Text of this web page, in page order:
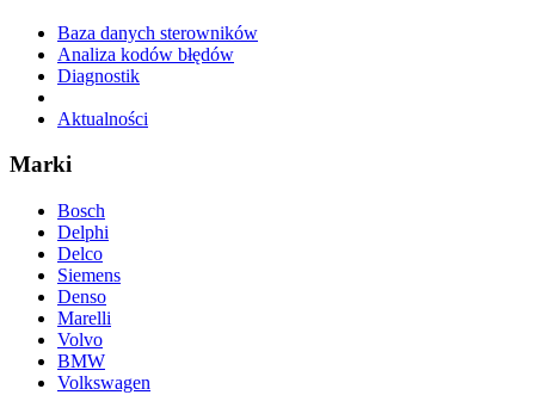
Baza danych sterowników
Analiza kodów błędów
Diagnostik
Aktualności
Marki
Bosch
Delphi
Delco
Siemens
Denso
Marelli
Volvo
BMW
Volkswagen